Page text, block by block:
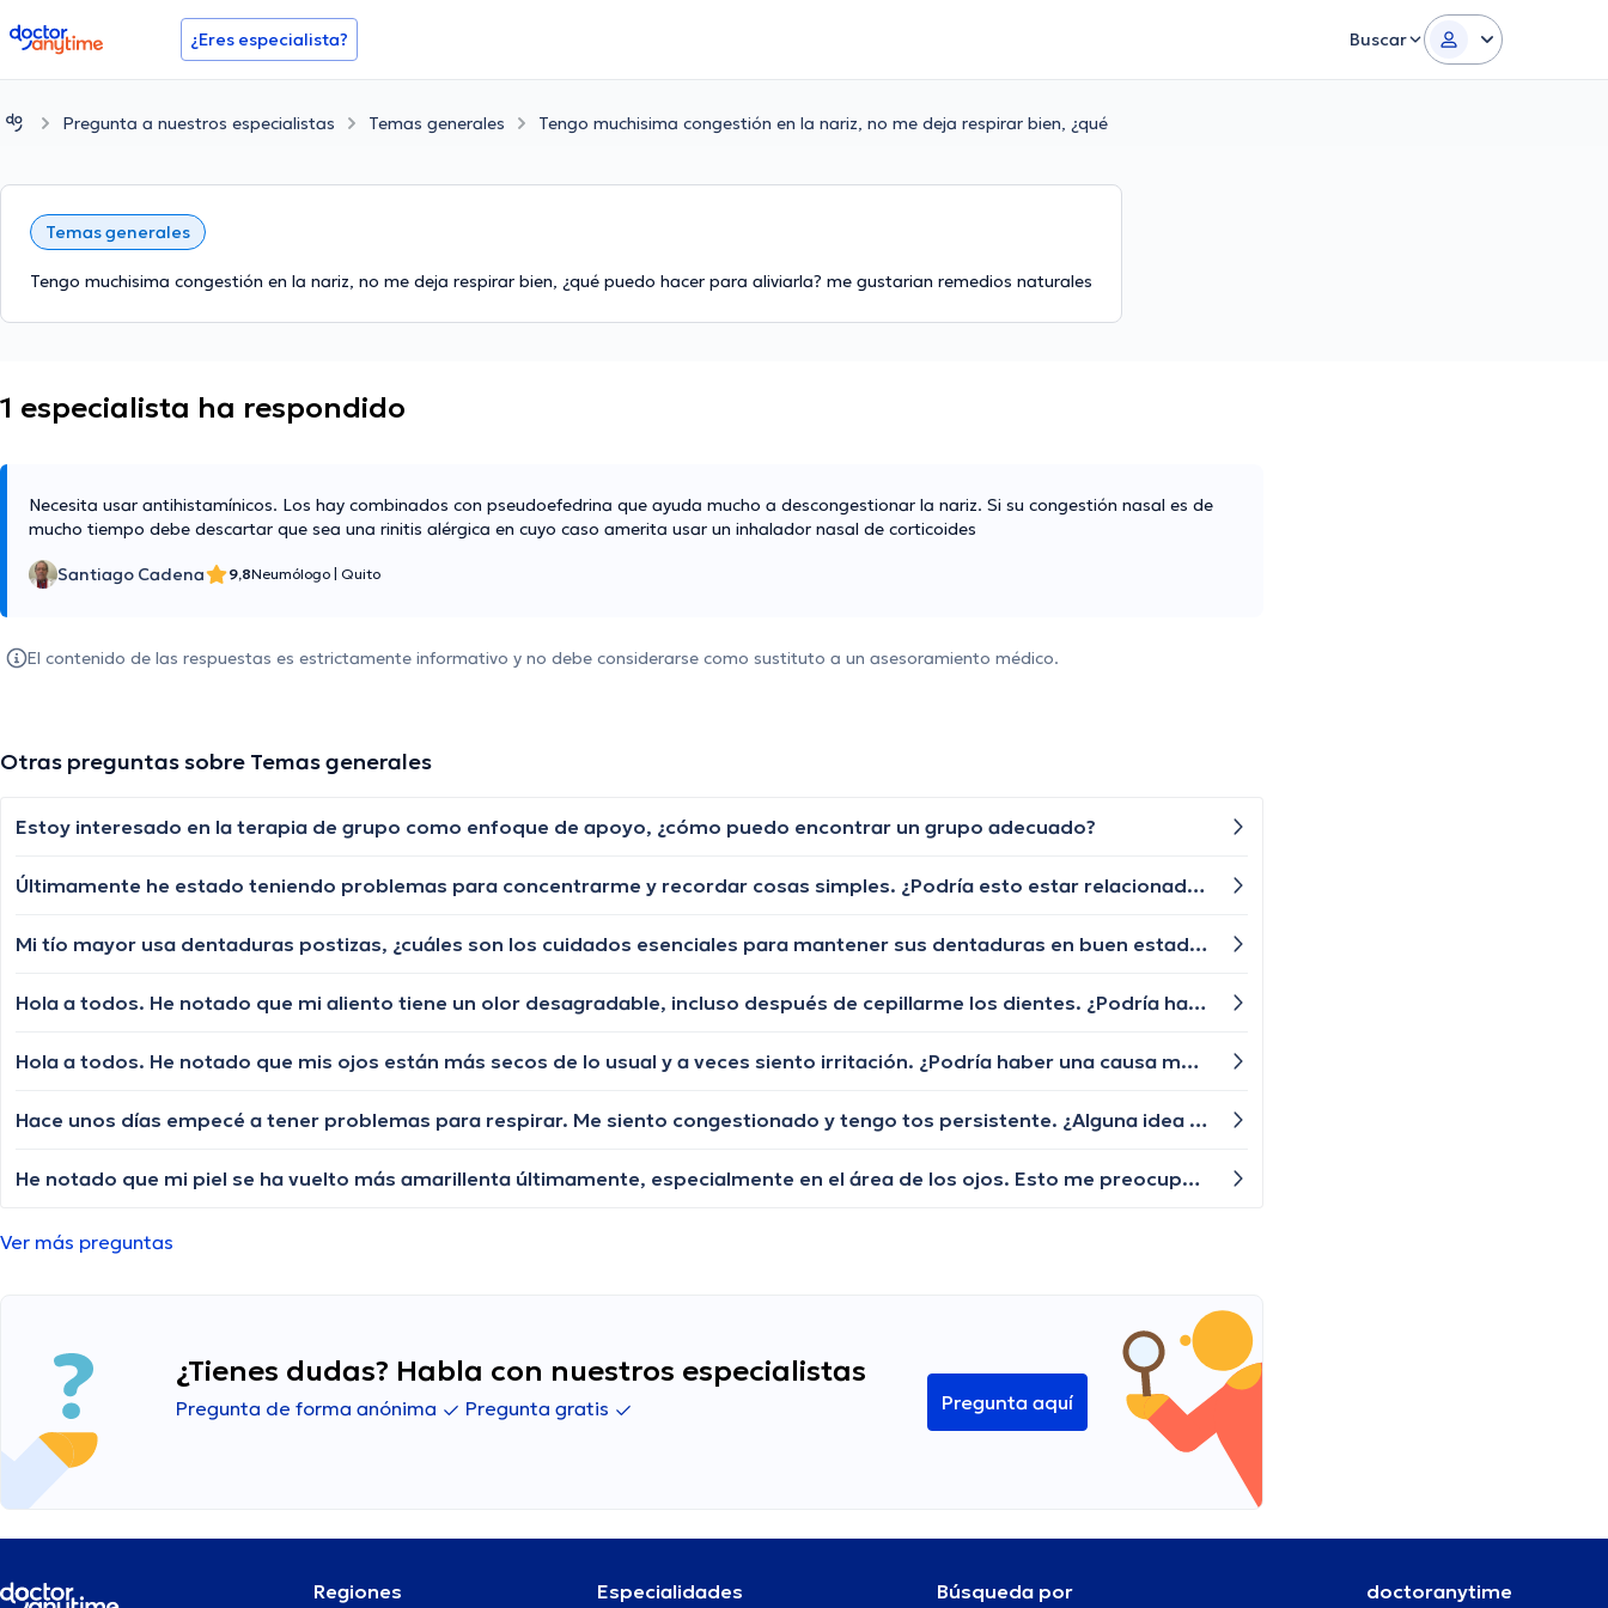
doctoranytime ¿Eres especialista? Buscar
Pregunta a nuestros especialistas Temas generales Tengo muchisima congestión en la nariz, no me deja respirar bien, ¿qué
Temas generales
Tengo muchisima congestión en la nariz, no me deja respirar bien, ¿qué puedo hacer para aliviarla? me gustarian remedios naturales
1 especialista ha respondido
Necesita usar antihistamínicos. Los hay combinados con pseudoefedrina que ayuda mucho a descongestionar la nariz. Si su congestión nasal es de
mucho tiempo debe descartar que sea una rinitis alérgica en cuyo caso amerita usar un inhalador nasal de corticoides
Santiago Cadena 9,8Neumólogo Quito
El contenido de las respuestas es estrictamente informativo y no debe considerarse como sustituto a un asesoramiento médico.
Otras preguntas sobre Temas generales
Estoy interesado en la terapia de grupo como enfoque de apoyo, ¿cómo puedo encontrar un grupo adecuado?
Últimamente he estado teniendo problemas para concentrarme y recordar cosas simples. ¿Podría esto estar relacionado con la tiroiditis de Hashimoto? ¿Qué puedo hacer para mejorar mi memoria y concentración?
Mi tío mayor usa dentaduras postizas, ¿cuáles son los cuidados esenciales para mantener sus dentaduras en buen estado?
Hola a todos. He notado que mi aliento tiene un olor desagradable, incluso después de cepillarme los dientes. ¿Podría haber una causa médica?
Hola a todos. He notado que mis ojos están más secos de lo usual y a veces siento irritación. ¿Podría haber una causa médica?
Hace unos días empecé a tener problemas para respirar. Me siento congestionado y tengo tos persistente. ¿Alguna idea de lo que podría estar causando estos síntomas y qué puedo hacer al respecto?
He notado que mi piel se ha vuelto más amarillenta últimamente, especialmente en el área de los ojos. Esto me preocupa, ya que nunca había experimentado este cambio en mi tono de piel. ¿Alguien tiene conocimiento sobre qué podría estar sucediendo y si debería buscar atención médica?
Ver más preguntas
¿Tienes dudas? Habla con nuestros especialistas
Pregunta de forma anónima Pregunta gratis Pregunta aquí
Regiones Especialidades Búsqueda por doctoranytime